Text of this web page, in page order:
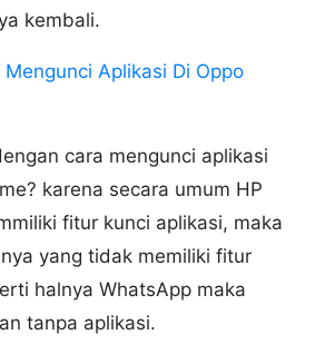
kembali.
Mengunci Aplikasi Di Oppo
cara mengunci aplikasi
karena secara umum HP
fitur kunci aplikasi, maka
yang tidak memiliki fitur
halnya WhatsApp maka
tanpa aplikasi.